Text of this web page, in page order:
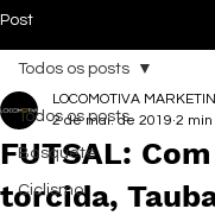
Post
Todos os posts
Basquete
Ciclismo
Todos os posts
FUTSAL:
torcida,
LOCOMOTIVA
2 de mai. de 2019 2